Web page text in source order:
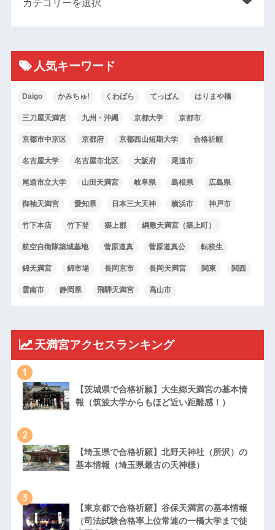
人気キーワード
Daigo かみちゅ! くわばら てっぱん はりまや橋
三刀屋天満宮 九州・沖縄 京都大学 京都市
京都市中京区 京都府 京都西山短期大学 合格祈願
名古屋大学 名古屋市北区 大阪府 尾道市
尾道市立大学 山田天満宮 岐阜県 島根県 広島県
御袖天満宮 愛知県 日本三大天神 横浜市 神戸市
竹下本店 竹下登 築上郡 綱敷天満宮（築上町）
航空自衛隊築城基地 菅原道真 菅原道真公 転校生
錦天満宮 錦市場 長岡京市 長岡天満宮 関東 関西
雲南市 静岡県 飛騨天満宮 高山市
天満宮アクセスランキング
1
【茨城県で合格祈願】大生郷天満宮の基本情
報（筑波大学からもほど近い距離感！）
2
【埼玉県で合格祈願】北野天神社（所沢）の
基本情報（埼玉県最古の天神様）
3
【東京都で合格祈願】谷保天満宮の基本情報
（司法試験合格率上位常連の一橋大学まで徒